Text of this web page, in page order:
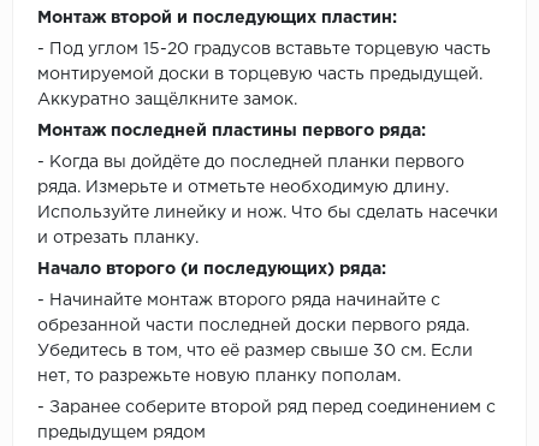
Монтаж второй и последующих пластин:
- Под углом 15-20 градусов вставьте торцевую часть
монтируемой доски в торцевую часть предыдущей.
Аккуратно защёлкните замок.
Монтаж последней пластины первого ряда:
- Когда вы дойдёте до последней планки первого
ряда. Измерьте и отметьте необходимую длину.
Используйте линейку и нож. Что бы сделать насечки
и отрезать планку.
Начало второго (и последующих) ряда:
- Начинайте монтаж второго ряда начинайте с
обрезанной части последней доски первого ряда.
Убедитесь в том, что её размер свыше 30 см. Если
нет, то разрежьте новую планку пополам.
- Заранее соберите второй ряд перед соединением с
предыдущем рядом